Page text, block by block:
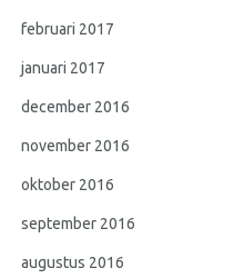
februari 2017
januari 2017
december 2016
november 2016
oktober 2016
september 2016
augustus 2016